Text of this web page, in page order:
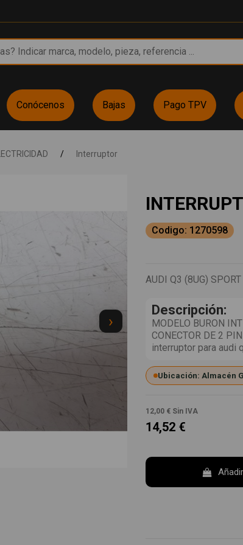
Conócenos Bajas Pago TPV
/ Interruptor
›
Codigo: 1270598
AUDI Q3 (8UG) SPORT
Descripción:
MODELO BURON
CONECTOR DE 2
interruptor para audi
Ubicación: Almacén
12,00 € Sin IVA
14,52 €